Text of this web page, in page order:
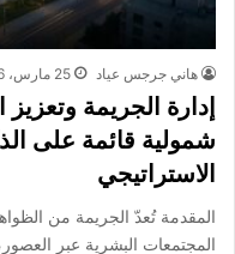
هاني جرجس عياد 25 مارس، 2026
إدارة الجريمة
شمولية قائمة على
الاستراتيجي
المقدمة تُعدّ الجريمة من
المجتمعات البشرية عبر